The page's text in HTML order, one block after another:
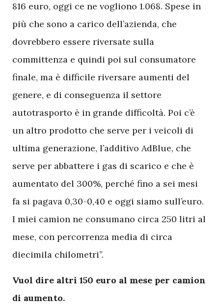
816 euro, oggi ce ne vogliono 1.068. Spese in
più che sono a carico dell’azienda, che
dovrebbero essere riversate sulla
committenza e quindi poi sul consumatore
finale, ma è difficile riversare aumenti del
genere, e di conseguenza il settore
autotrasporto è in grande difficoltà. Poi c’è
un altro prodotto che serve per i veicoli di
ultima generazione, l’additivo AdBlue, che
serve per abbattere i gas di scarico e che è
aumentato del 300%, perché fino a sei mesi
fa si pagava 0,30-0,40 e oggi siamo sull’euro.
I miei camion ne consumano circa 250 litri al
mese, con percorrenza media di circa
diecimila chilometri”.
Vuol dire altri 150 euro al mese per camion
di aumento.